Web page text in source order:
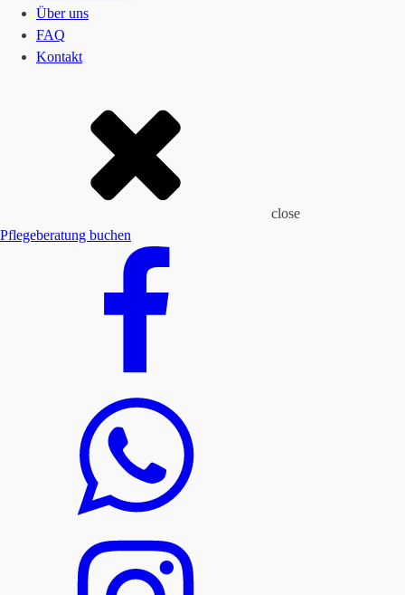
Über uns
FAQ
Kontakt
close
Pflegeberatung buchen